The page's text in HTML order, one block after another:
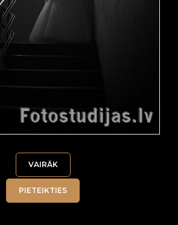
VAIRĀK
PIETEIKTIES